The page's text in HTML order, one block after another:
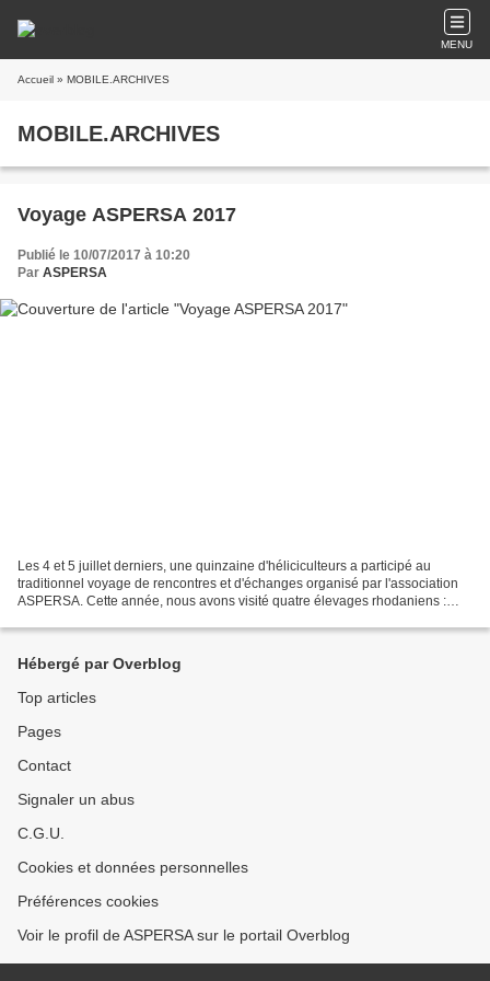
MENU
Accueil » MOBILE.ARCHIVES
MOBILE.ARCHIVES
Voyage ASPERSA 2017
Publié le 10/07/2017 à 10:20
Par ASPERSA
Les 4 et 5 juillet derniers, une quinzaine d'héliciculteurs a participé au
traditionnel voyage de rencontres et d'échanges organisé par l'association
ASPERSA. Cette année, nous avons visité quatre élevages rhodaniens :
Hébergé par Overblog
Top articles
Pages
Contact
Signaler un abus
C.G.U.
Cookies et données personnelles
Préférences cookies
Voir le profil de ASPERSA sur le portail Overblog